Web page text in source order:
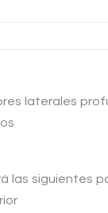
laterales
las siguientes